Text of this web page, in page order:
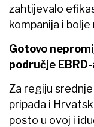
zahtijevalo
kompanija i
Gotovo
područje EBRD-
Za regiju
pripada i
posto u ovoj i